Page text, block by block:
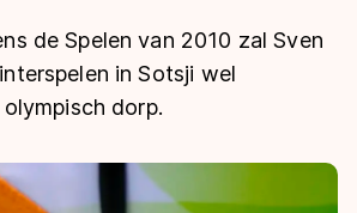
de Spelen van 2010 zal Sven
in Sotsji wel
dorp.